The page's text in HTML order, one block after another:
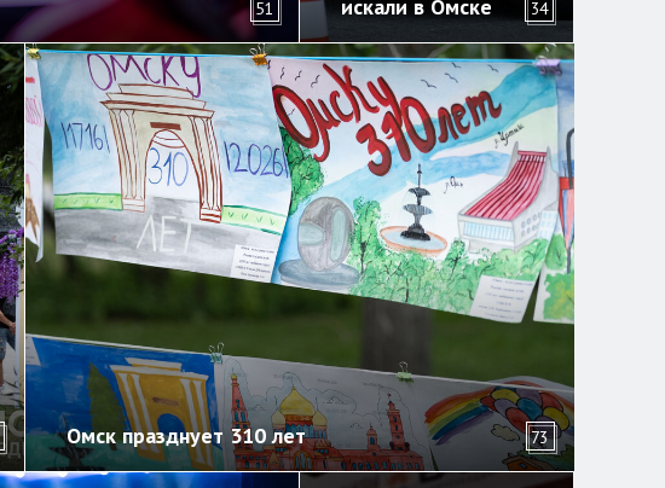
51
искали в Омске
34
Омск празднует 310 лет 73